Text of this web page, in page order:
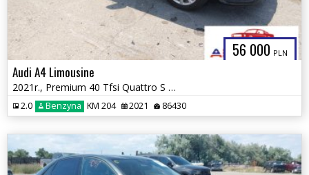
56 000 PLN
Audi A4 Limousine
2021r., Premium 40 Tfsi Quattro S Tronic, 2L, od ubezpieczalni
2.0 Benzyna KM 204 2021 86430